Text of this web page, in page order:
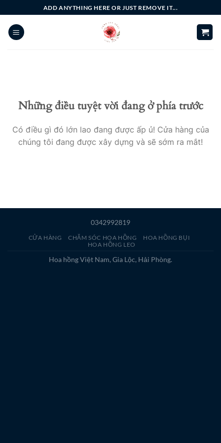
qua
nội
dung
ADD ANYTHING HERE OR JUST REMOVE IT...
Những điều tuyệt vời đang ở phía trước
Có điều gì đó lớn lao đang được ấp ủ! Cửa hàng của
chúng tôi đang được xây dựng và sẽ sớm ra mắt!
0342992819
CỬA HÀNG CHĂM SÓC HOA HỒNG
HOA HỒNG BỤI
HOA HỒNG LEO
Hoa hồng Việt Nam, Gia Lộc, Hải Phòng.